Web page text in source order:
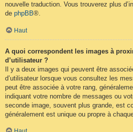
nouvelle traduction. Vous trouverez plus
de phpBB®.
Haut
A quoi correspondent les images à
d’utilisateur ?
Il y a deux images qui peuvent être
d’utilisateur lorsque vous consultez les
peut être associée à votre rang,
indiquant votre nombre de messages ou
seconde image, souvent plus grande, est
généralement est unique ou propre à